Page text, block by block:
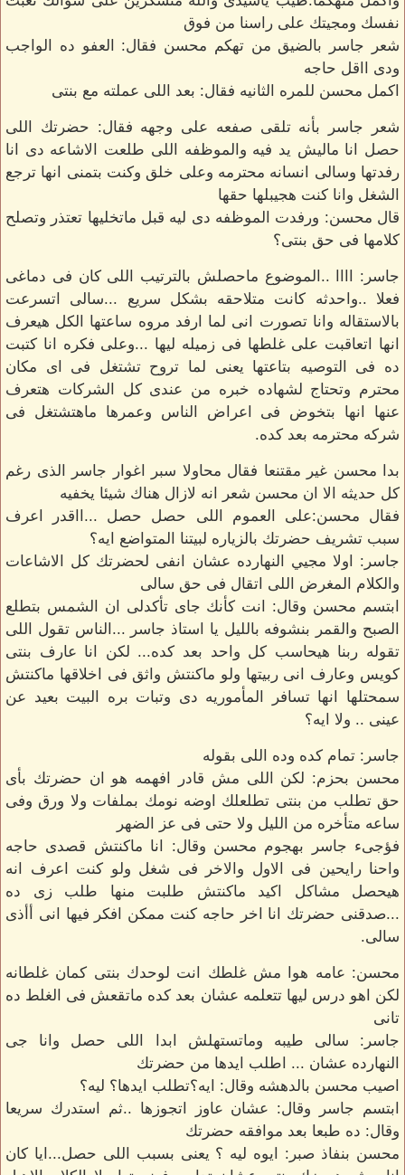
نفسك ومجيتك على راسنا من فوق
شعر جاسر بالضيق من تهكم محسن فقال: العفو ده الواجب
ودى ااقل حاجه
اكمل محسن للمره الثانيه فقال: بعد اللى عملته مع بنتى
شعر جاسر بأنه تلقى صفعه على وجهه فقال: حضرتك اللى
حصل انا ماليش يد فيه والموظفه اللى طلعت الاشاعه دى انا
رفدتها وسالى انسانه محترمه وعلى خلق وكنت بتمنى انها ترجع
الشغل وانا كنت هجيبلها حقها
قال محسن: ورفدت الموظفه دى ليه قبل ماتخليها تعتذر وتصلح
كلامها فى حق بنتى؟
جاسر: اااا ..الموضوع ماحصلش بالترتيب اللى كان فى دماغى
فعلا ..واحدثه كانت متلاحقه بشكل سريع ...سالى اتسرعت
بالاستقاله وانا تصورت انى لما ارفد مروه ساعتها الكل هيعرف
انها اتعاقبت على غلطها فى زميله ليها ...وعلى فكره انا كتبت
ده فى التوصيه بتاعتها يعنى لما تروح تشتغل فى اى مكان
محترم وتحتاج لشهاده خبره من عندى كل الشركات هتعرف
عنها انها بتخوض فى اعراض الناس وعمرها ماهتشتغل فى
شركه محترمه بعد كده.
بدا محسن غير مقتنعا فقال محاولا سبر اغوار جاسر الذى رغم
كل حديثه الا ان محسن شعر انه لازال هناك شيئا يخفيه
فقال محسن:على العموم اللى حصل حصل ...ااقدر اعرف
سبب تشريف حضرتك بالزياره لبيتنا المتواضع ايه؟
جاسر: اولا مجيي النهارده عشان انفى لحضرتك كل الاشاعات
والكلام المغرض اللى اتقال فى حق سالى
ابتسم محسن وقال: انت كأنك جاى تأكدلى ان الشمس بتطلع
الصبح والقمر بنشوفه بالليل يا استاذ جاسر ...الناس تقول اللى
تقوله ربنا هيحاسب كل واحد بعد كده... لكن انا عارف بنتى
كويس وعارف انى ربيتها ولو ماكنتش واثق فى اخلاقها ماكنتش
سمحتلها انها تسافر المأموريه دى وتبات بره البيت بعيد عن
عينى .. ولا ايه؟
جاسر: تمام كده وده اللى بقوله
محسن بحزم: لكن اللى مش قادر افهمه هو ان حضرتك بأى
حق تطلب من بنتى تطلعلك اوضه نومك بملفات ولا ورق وفى
ساعه متأخره من الليل ولا حتى فى عز الضهر
فؤجىء جاسر بهجوم محسن وقال: انا ماكنتش قصدى حاجه
واحنا رايحين فى الاول والاخر فى شغل ولو كنت اعرف انه
هيحصل مشاكل اكيد ماكنتش طلبت منها طلب زى ده
...صدقنى حضرتك انا اخر حاجه كنت ممكن افكر فيها انى أأذى
سالى.
محسن: عامه هوا مش غلطك انت لوحدك بنتى كمان غلطانه
لكن اهو درس ليها تتعلمه عشان بعد كده ماتقعش فى الغلط ده
تانى
جاسر: سالى طيبه وماتستهلش ابدا اللى حصل وانا جى
النهارده عشان ... اطلب ايدها من حضرتك
اصيب محسن بالدهشه وقال: ايه؟تطلب ايدها؟ ليه؟
ابتسم جاسر وقال: عشان عاوز اتجوزها ..ثم استدرك سريعا
وقال: ده طبعا بعد موافقه حضرتك
محسن بنفاذ صبر: ايوه ليه ؟ يعنى بسبب اللى حصل...ايا كان